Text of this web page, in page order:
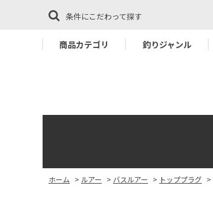
条件にこだわって探す
商品カテゴリ 釣りジャンル
ホーム > ルアー > バスルアー > トッププラグ >